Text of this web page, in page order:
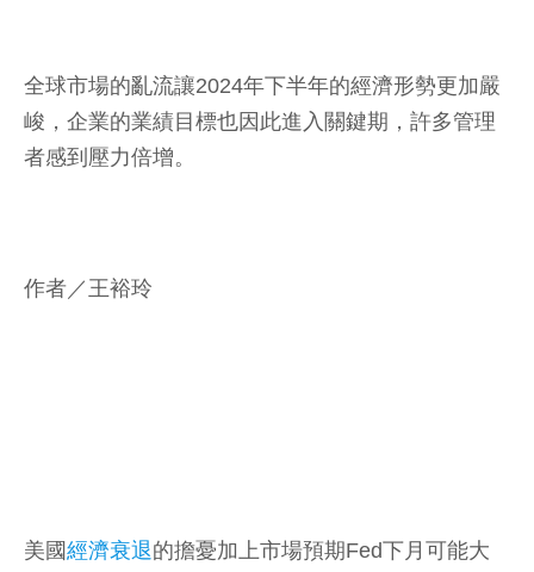
全球市場的亂流讓2024年下半年的經濟形勢更加嚴
峻，企業的業績目標也因此進入關鍵期，許多管理
者感到壓力倍增。
作者／王裕玲
美國經濟衰退的擔憂加上市場預期Fed下月可能大